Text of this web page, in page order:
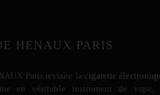
HENAUX PARIS
Paris revisite la cigarette
en véritable instrument de vape,